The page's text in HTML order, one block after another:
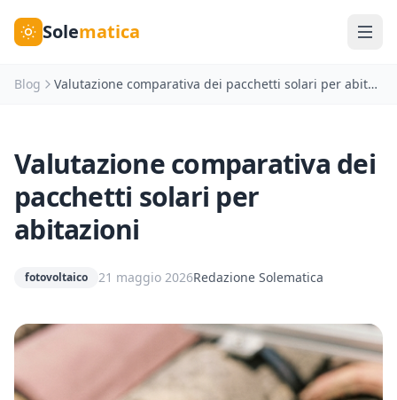
Solematica
Blog Valutazione comparativa dei pacchetti solari per abitazioni
Valutazione comparativa dei
pacchetti solari per
abitazioni
fotovoltaico 21 maggio 2026Redazione Solematica